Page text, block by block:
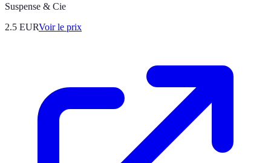
Suspense & Cie
2.5 EURVoir le prix